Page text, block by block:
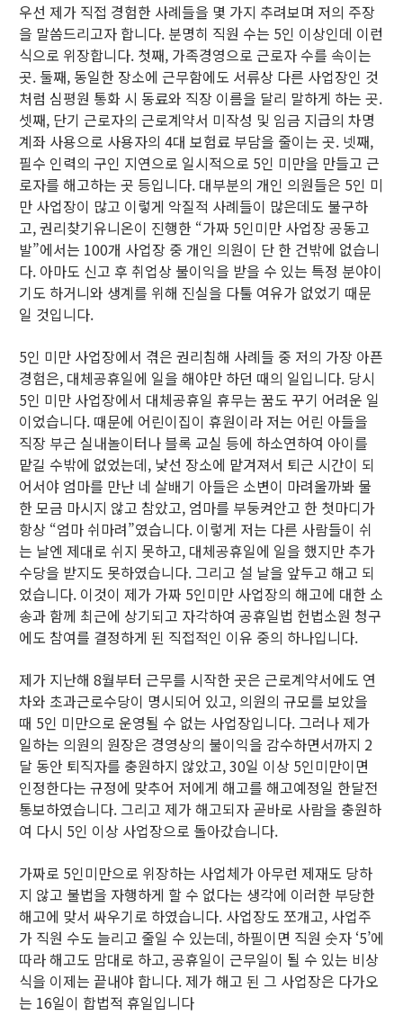
우선 제가 직접 경험한 사례들을 몇 가지 추려보며 저의 주장
을 말씀드리고자 합니다. 분명히 직원 수는 5인 이상인데 이런
식으로 위장합니다. 첫째, 가족경영으로 근로자 수를 속이는
곳. 둘째, 동일한 장소에 근무함에도 서류상 다른 사업장인 것
처럼 심평원 통화 시 동료와 직장 이름을 달리 말하게 하는 곳.
셋째, 단기 근로자의 근로계약서 미작성 및 임금 지급의 차명
계좌 사용으로 사용자의 4대 보험료 부담을 줄이는 곳. 넷째,
필수 인력의 구인 지연으로 일시적으로 5인 미만을 만들고 근
로자를 해고하는 곳 등입니다. 대부분의 개인 의원들은 5인 미
만 사업장이 많고 이렇게 악질적 사례들이 많은데도 불구하
고, 권리찾기유니온이 진행한 “가짜 5인미만 사업장 공동고
발”에서는 100개 사업장 중 개인 의원이 단 한 건밖에 없습니
다. 아마도 신고 후 취업상 불이익을 받을 수 있는 특정 분야이
기도 하거니와 생계를 위해 진실을 다툴 여유가 없었기 때문
일 것입니다.
5인 미만 사업장에서 겪은 권리침해 사례들 중 저의 가장 아픈
경험은, 대체공휴일에 일을 해야만 하던 때의 일입니다. 당시
5인 미만 사업장에서 대체공휴일 휴무는 꿈도 꾸기 어려운 일
이었습니다. 때문에 어린이집이 휴원이라 저는 어린 아들을
직장 부근 실내놀이터나 블록 교실 등에 하소연하여 아이를
맡길 수밖에 없었는데, 낯선 장소에 맡겨져서 퇴근 시간이 되
어서야 엄마를 만난 네 살배기 아들은 소변이 마려울까봐 물
한 모금 마시지 않고 참았고, 엄마를 부둥켜안고 한 첫마디가
항상 “엄마 쉬마려”였습니다. 이렇게 저는 다른 사람들이 쉬
는 날엔 제대로 쉬지 못하고, 대체공휴일에 일을 했지만 추가
수당을 받지도 못하였습니다. 그리고 설 날을 앞두고 해고 되
었습니다. 이것이 제가 가짜 5인미만 사업장의 해고에 대한 소
송과 함께 최근에 상기되고 자각하여 공휴일법 헌법소원 청구
에도 참여를 결정하게 된 직접적인 이유 중의 하나입니다.
제가 지난해 8월부터 근무를 시작한 곳은 근로계약서에도 연
차와 초과근로수당이 명시되어 있고, 의원의 규모를 보았을
때 5인 미만으로 운영될 수 없는 사업장입니다. 그러나 제가
일하는 의원의 원장은 경영상의 불이익을 감수하면서까지 2
달 동안 퇴직자를 충원하지 않았고, 30일 이상 5인미만이면
인정한다는 규정에 맞추어 저에게 해고를 해고예정일 한달전
통보하였습니다. 그리고 제가 해고되자 곧바로 사람을 충원하
여 다시 5인 이상 사업장으로 돌아갔습니다.
가짜로 5인미만으로 위장하는 사업체가 아무런 제재도 당하
지 않고 불법을 자행하게 할 수 없다는 생각에 이러한 부당한
해고에 맞서 싸우기로 하였습니다. 사업장도 쪼개고, 사업주
가 직원 수도 늘리고 줄일 수 있는데, 하필이면 직원 숫자 ‘5’에
따라 해고도 맘대로 하고, 공휴일이 근무일이 될 수 있는 비상
식을 이제는 끝내야 합니다. 제가 해고 된 그 사업장은 다가오
는 16일이 합법적 휴일입니다